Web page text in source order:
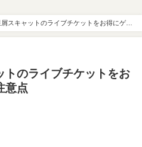
スキャットのライブチケットをお得にゲッ
トのライブチケットをお
意点